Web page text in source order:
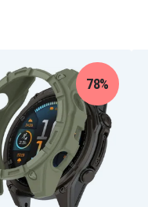
repor
form
78%